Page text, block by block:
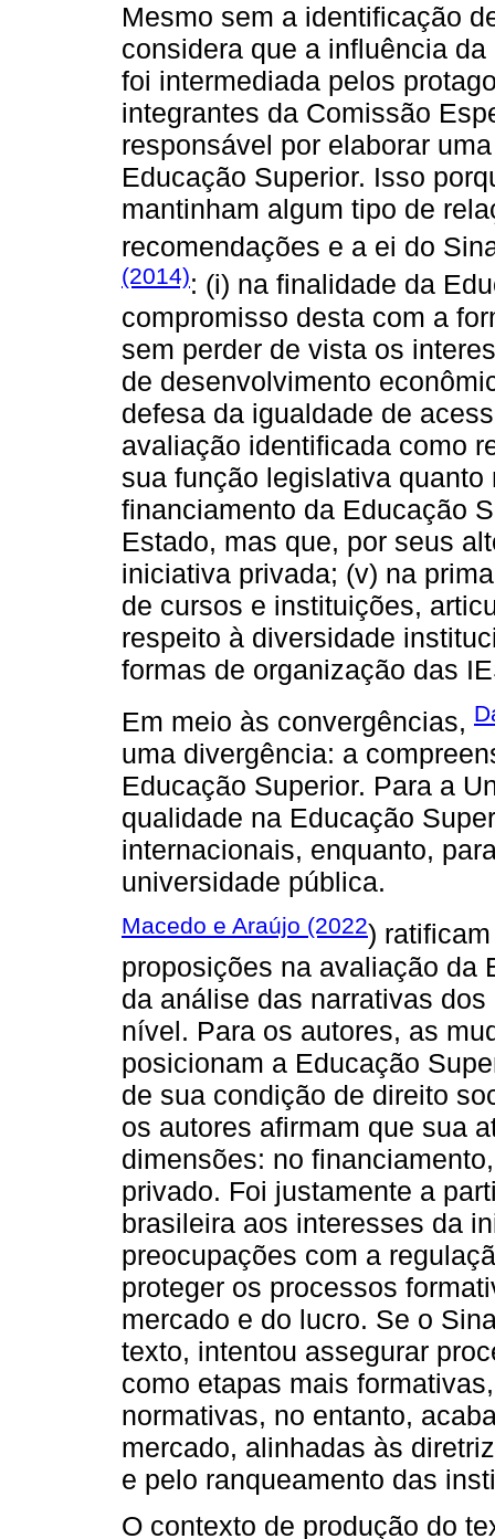
Mesmo sem a identificação
considera que a influência
foi intermediada pelos
integrantes da Comissão
responsável por elaborar
Educação Superior. Isso
mantinham algum tipo de
recomendações e a ei do
(2014): (i) na finalidade da
compromisso desta com a
sem perder de vista os
de desenvolvimento
defesa da igualdade de
avaliação identificada como
sua função legislativa
financiamento da Educação
Estado, mas que, por seus
iniciativa privada; (v) na
de cursos e instituições,
respeito à diversidade
formas de organização das
Em meio às convergências,
uma divergência: a
Educação Superior. Para a
qualidade na Educação
internacionais, enquanto,
universidade pública.
Macedo e Araújo (2022)
proposições na avaliação da
da análise das narrativas
nível. Para os autores, as
posicionam a Educação
de sua condição de direito
os autores afirmam que sua
dimensões: no
privado. Foi justamente a
brasileira aos interesses da
preocupações com a
proteger os processos
mercado e do lucro. Se o
texto, intentou assegurar
como etapas mais
normativas, no entanto,
mercado, alinhadas às
e pelo ranqueamento das
O contexto de produção do